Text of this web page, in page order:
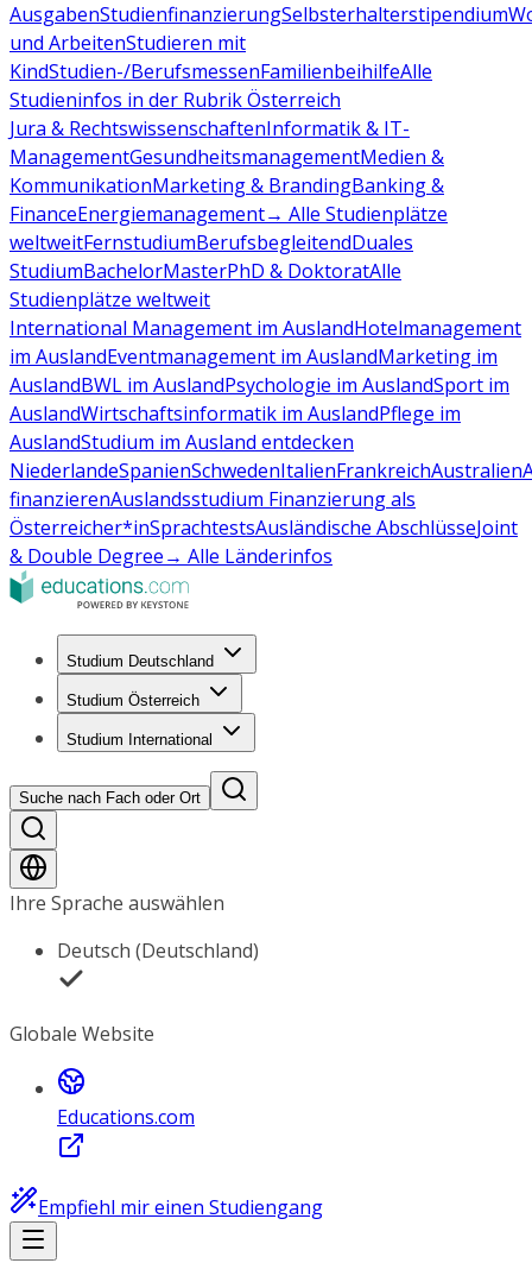
AusgabenStudienfinanzierungSelbsterhalterstipendium
und ArbeitenStudieren mit
KindStudien-/BerufsmessenFamilienbeihilfeAlle
Studieninfos in der Rubrik Österreich
Jura & RechtswissenschaftenInformatik & IT-
ManagementGesundheitsmanagementMedien &
KommunikationMarketing & BrandingBanking &
FinanceEnergiemanagement→ Alle Studienplätze
weltweitFernstudiumBerufsbegleitendDuales
StudiumBachelorMasterPhD & DoktoratAlle
Studienplätze weltweit
International Management im AuslandHotelmanagement
im AuslandEventmanagement im AuslandMarketing im
AuslandBWL im AuslandPsychologie im AuslandSport im
AuslandWirtschaftsinformatik im AuslandPflege im
AuslandStudium im Ausland entdecken
NiederlandeSpanienSchwedenItalienFrankreichAustralien
finanzierenAuslandsstudium Finanzierung als
Österreicher*inSprachtestsAusländische AbschlüsseJoint
& Double Degree→ Alle Länderinfos
Studium Deutschland
Studium Österreich
Studium International
Suche nach Fach oder Ort
Ihre Sprache auswählen
Deutsch (Deutschland)
Globale Website
Educations.com
Empfiehl mir einen Studiengang